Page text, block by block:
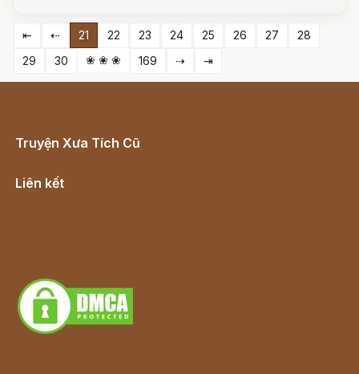
⇤ ⇠ 21 22 23 24 25 26 27
28
29
30 ❀ ❀ ❀ 169 ⇢ ⇥
Truyện Xưa Tích Cũ
Liên kết